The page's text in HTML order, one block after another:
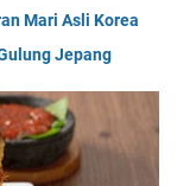
Mari Asli Korea
Jepang